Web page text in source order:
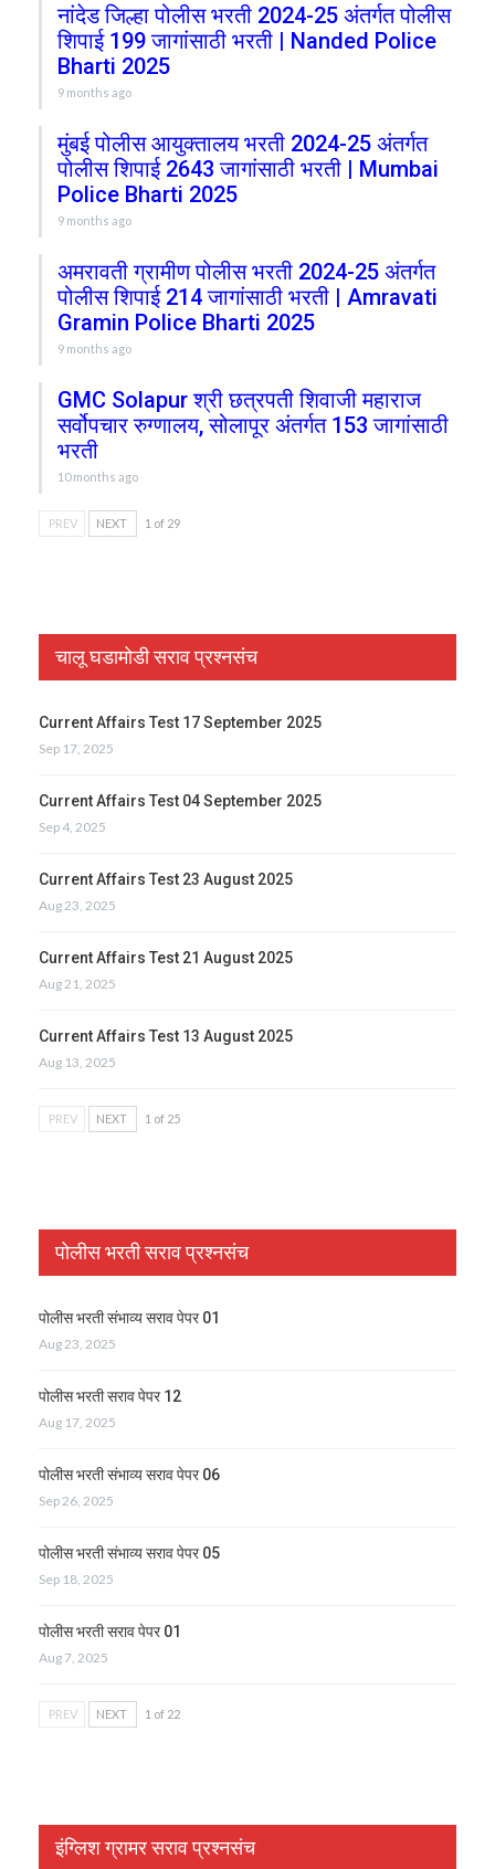
नांदेड जिल्हा पोलीस भरती 2024-25 अंतर्गत पोलीस
शिपाई 199 जागांसाठी भरती | Nanded Police
Bharti 2025
9 months ago
मुंबई पोलीस आयुक्तालय भरती 2024-25 अंतर्गत
पोलीस शिपाई 2643 जागांसाठी भरती | Mumbai
Police Bharti 2025
9 months ago
अमरावती ग्रामीण पोलीस भरती 2024-25 अंतर्गत
पोलीस शिपाई 214 जागांसाठी भरती | Amravati
Gramin Police Bharti 2025
9 months ago
GMC Solapur श्री छत्रपती शिवाजी महाराज
सर्वोपचार रुग्णालय, सोलापूर अंतर्गत 153 जागांसाठी
भरती
10 months ago
PREV NEXT 1 of 29
चालू घडामोडी सराव प्रश्नसंच
Current Affairs Test 17 September 2025
Sep 17, 2025
Current Affairs Test 04 September 2025
Sep 4, 2025
Current Affairs Test 23 August 2025
Aug 23, 2025
Current Affairs Test 21 August 2025
Aug 21, 2025
Current Affairs Test 13 August 2025
Aug 13, 2025
PREV NEXT 1 of 25
पोलीस भरती सराव प्रश्नसंच
पोलीस भरती संभाव्य सराव पेपर 01
Aug 23, 2025
पोलीस भरती सराव पेपर 12
Aug 17, 2025
पोलीस भरती संभाव्य सराव पेपर 06
Sep 26, 2025
पोलीस भरती संभाव्य सराव पेपर 05
Sep 18, 2025
पोलीस भरती सराव पेपर 01
Aug 7, 2025
PREV NEXT 1 of 22
इंग्लिश ग्रामर सराव प्रश्नसंच